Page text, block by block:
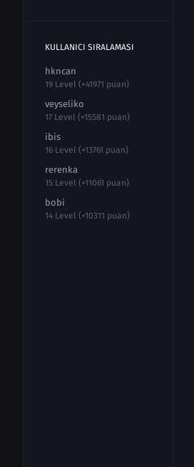
KULLANICI SIRALAMASI
hkncan
19 Level (+41971 puan)
veyseliko
17 Level (+15581 puan)
ibis
16 Level (+13761 puan)
rerenka
15 Level (+11061 puan)
bobi
14 Level (+10311 puan)